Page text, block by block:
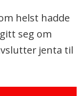
helst hadde
seg om
jenta til